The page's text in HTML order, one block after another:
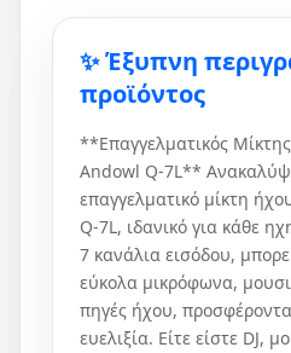
✨ Έξυπνη
προϊόντος
**Επαγγελματικός
Andowl Q-7L**
επαγγελματικό μίκτη
Q-7L, ιδανικό για κάθε
7 κανάλια εισόδου,
εύκολα μικρόφωνα,
πηγές ήχου,
ευελιξία. Είτε είστε DJ,